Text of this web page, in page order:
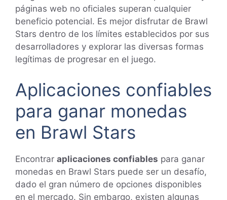
páginas web no oficiales superan cualquier
beneficio potencial. Es mejor disfrutar de Brawl
Stars dentro de los límites establecidos por sus
desarrolladores y explorar las diversas formas
legítimas de progresar en el juego.
Aplicaciones confiables
para ganar monedas
en Brawl Stars
Encontrar aplicaciones confiables para ganar
monedas en Brawl Stars puede ser un desafío,
dado el gran número de opciones disponibles
en el mercado. Sin embargo, existen algunas